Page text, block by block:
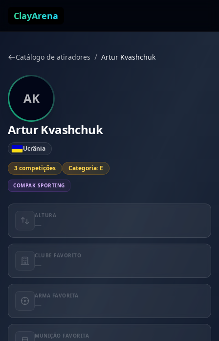
ClayArena
Catálogo de atiradores / Artur Kvashchuk
AK
Artur Kvashchuk
Ucrânia
3 competições Categoria: E
COMPAK SPORTING
ALTURA
—
CLUBE FAVORITO
—
ARMA FAVORITA
—
MUNIÇÃO FAVORITA